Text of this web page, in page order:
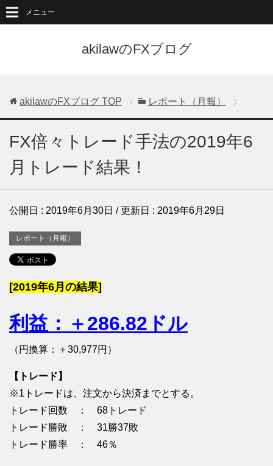
akilawのFXブログ
メニュー
akilawのFXブログ TOP レポート（月報）
FX倍々トレード手法の2019年6
月トレード結果！
公開日 : 2019年6月30日 / 更新日 : 2019年6月29日
レポート（月報）
[2019年6月の結果]
利益：＋286.82ドル
（円換算：＋30,977円）
【トレード】
※1トレードは、注文から決済までとする。
トレード回数 ： 68トレード
トレード勝敗 ： 31勝37敗
トレード勝率 ： 46％